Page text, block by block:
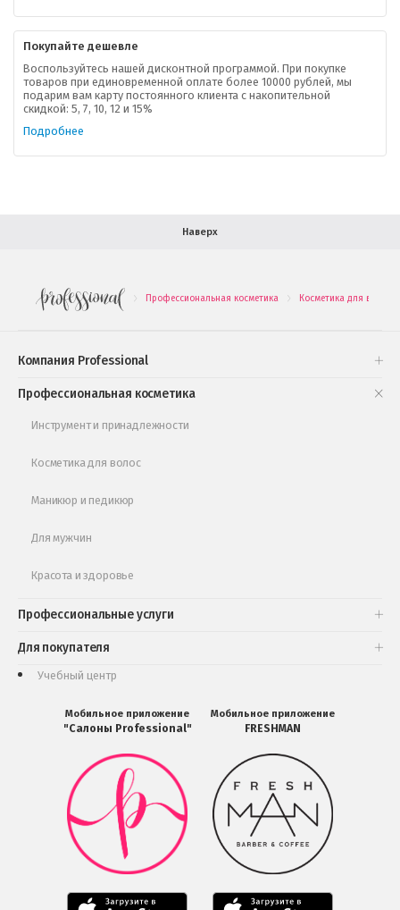
Покупайте дешевле
Воспользуйтесь нашей дисконтной программой. При покупке
товаров при единовременной оплате более 10000 рублей, мы
подарим вам карту постоянного клиента с накопительной
скидкой: 5, 7, 10, 12 и 15%
Подробнее
Наверх
. Профессиональная косметика . Косметика для волос
Компания Professional
Контактная информация
В помощь покупателю
Форма обратной связи
Профессиональная косметика
Инструмент и принадлежности
Косметика для волос
Маникюр и педикюр
Для мужчин
Красота и здоровье
Профессиональные услуги
Для покупателя
Подарочные наборы
Обучающее видео
Учебный центр
Мобильное приложение
"Салоны Professional"
Мобильное
приложение
Салоны
Professional
загрузить
в
Google
Мобильное
Мобильное приложение
FRESHMAN
Мобильное
приложение
FRESHMAN
в
Google
Play
Мобильное